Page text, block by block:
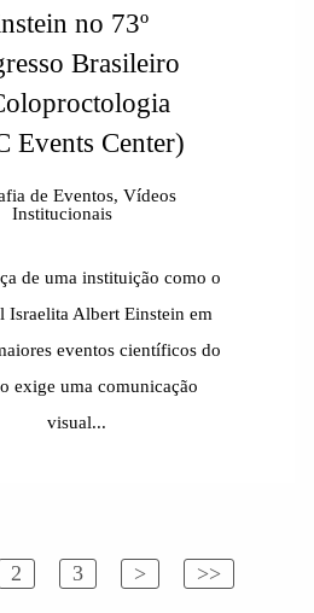
no 73º
Brasileiro
Events Center)
de Eventos, Vídeos
Institucionais
de uma instituição como o
Israelita Albert Einstein em
eventos científicos do
exige uma comunicação
visual...
2 3 > >>